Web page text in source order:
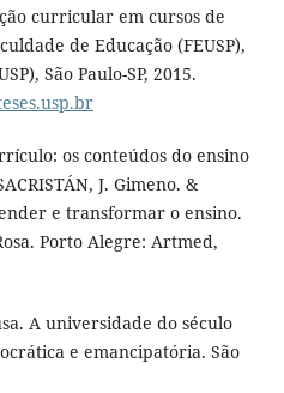
curricular em cursos de
de Educação (FEUSP),
São Paulo-SP, 2015.
os conteúdos do ensino
J. Gimeno. &
e transformar o ensino.
Porto Alegre: Artmed,
A universidade do século
e emancipatória. São